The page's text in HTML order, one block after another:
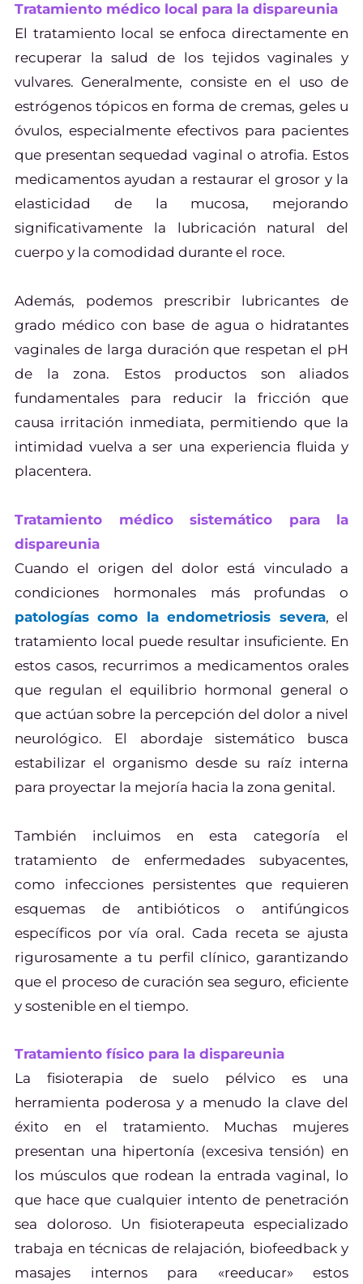
Tratamiento médico local para la dispareunia
El tratamiento local se enfoca directamente en
recuperar la salud de los tejidos vaginales y
vulvares. Generalmente, consiste en el uso de
estrógenos tópicos en forma de cremas, geles u
óvulos, especialmente efectivos para pacientes
que presentan sequedad vaginal o atrofia. Estos
medicamentos ayudan a restaurar el grosor y la
elasticidad de la mucosa, mejorando
significativamente la lubricación natural del
cuerpo y la comodidad durante el roce.
Además, podemos prescribir lubricantes de
grado médico con base de agua o hidratantes
vaginales de larga duración que respetan el pH
de la zona. Estos productos son aliados
fundamentales para reducir la fricción que
causa irritación inmediata, permitiendo que la
intimidad vuelva a ser una experiencia fluida y
placentera.
Tratamiento médico sistemático para la
dispareunia
Cuando el origen del dolor está vinculado a
condiciones hormonales más profundas o
patologías como la endometriosis severa, el
tratamiento local puede resultar insuficiente. En
estos casos, recurrimos a medicamentos orales
que regulan el equilibrio hormonal general o
que actúan sobre la percepción del dolor a nivel
neurológico. El abordaje sistemático busca
estabilizar el organismo desde su raíz interna
para proyectar la mejoría hacia la zona genital.
También incluimos en esta categoría el
tratamiento de enfermedades subyacentes,
como infecciones persistentes que requieren
esquemas de antibióticos o antifúngicos
específicos por vía oral. Cada receta se ajusta
rigurosamente a tu perfil clínico, garantizando
que el proceso de curación sea seguro, eficiente
y sostenible en el tiempo.
Tratamiento físico para la dispareunia
La fisioterapia de suelo pélvico es una
herramienta poderosa y a menudo la clave del
éxito en el tratamiento. Muchas mujeres
presentan una hipertonía (excesiva tensión) en
los músculos que rodean la entrada vaginal, lo
que hace que cualquier intento de penetración
sea doloroso. Un fisioterapeuta especializado
trabaja en técnicas de relajación, biofeedback y
masajes internos para «reeducar» estos